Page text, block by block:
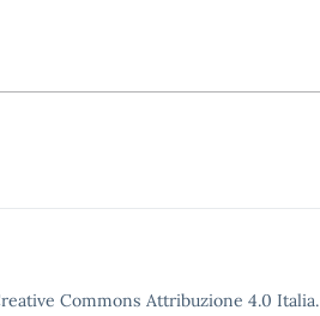
Commons Attribuzione 4.0 Italia.